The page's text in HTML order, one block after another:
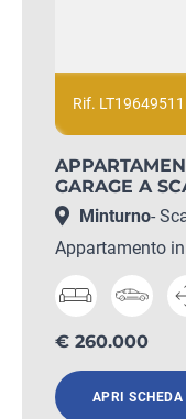
Rif. LT19649511
GARAGE A
Minturno-
Appartamento
€ 260.000
APRI SCHEDA